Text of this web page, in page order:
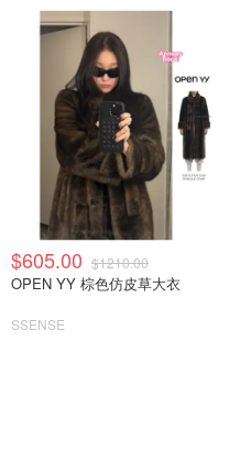
$605.00 $1210.00
OPEN YY 棕色仿皮草大衣
SSENSE